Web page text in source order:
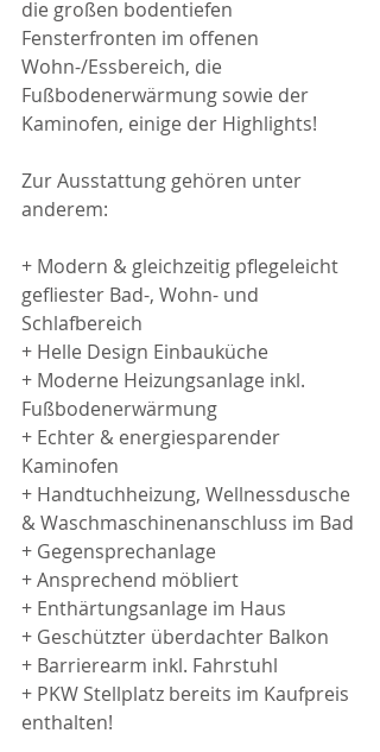
die großen bodentiefen
Fensterfronten im offenen
Wohn-/Essbereich, die
Fußbodenerwärmung sowie der
Kaminofen, einige der Highlights!
Zur Ausstattung gehören unter
anderem:
+ Modern & gleichzeitig pflegeleicht
gefliester Bad-, Wohn- und
Schlafbereich
+ Helle Design Einbauküche
+ Moderne Heizungsanlage inkl.
Fußbodenerwärmung
+ Echter & energiesparender
Kaminofen
+ Handtuchheizung, Wellnessdusche
& Waschmaschinenanschluss im Bad
+ Gegensprechanlage
+ Ansprechend möbliert
+ Enthärtungsanlage im Haus
+ Geschützter überdachter Balkon
+ Barrierearm inkl. Fahrstuhl
+ PKW Stellplatz bereits im Kaufpreis
enthalten!